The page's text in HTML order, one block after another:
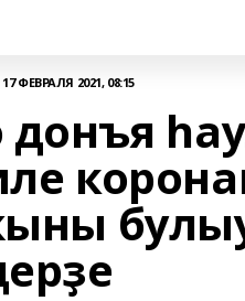
17 ФЕВРАЛЯ 2021, 08:15
донъя